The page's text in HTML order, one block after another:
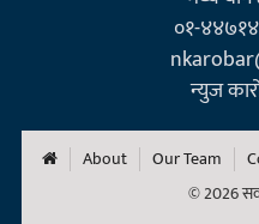
०१-
न्युज
About Our Team
© 2026